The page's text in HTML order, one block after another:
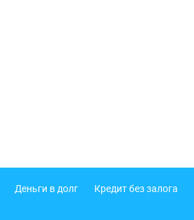
Деньги в долг Кредит без залога